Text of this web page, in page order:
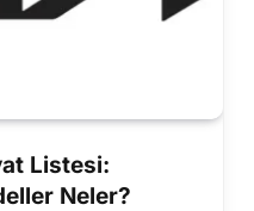
Listesi:
Neler?